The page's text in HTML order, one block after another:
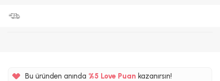
Bu üründen anında %5 Love Puan kazanırsın!